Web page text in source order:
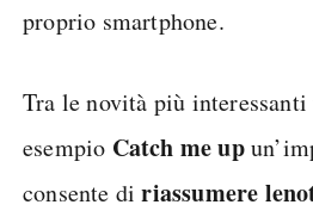
proprio smartphone.
Tra le novità più
esempio Catch me up
consente diriassumere le